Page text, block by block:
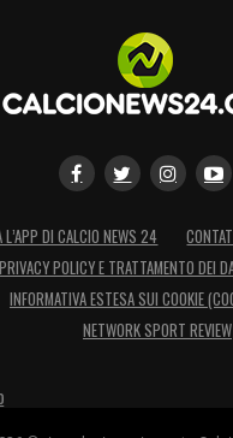
L’APP DI CALCIO NEWS 24
PRIVACY POLICY E TRATTAMENTO DEI
INFORMATIVA ESTESA SUI COOKIE
NETWORK SPORT REVIEW